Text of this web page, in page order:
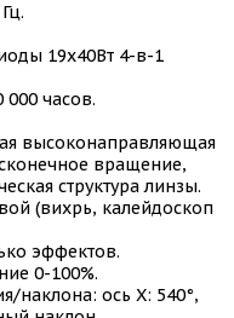
19х40Вт 4-в-1
часов.
высоконаправляющая
вращение,
структура линзы.
(вихрь, калейдоскоп
эффектов.
0-100%.
наклона: ось X: 540°,